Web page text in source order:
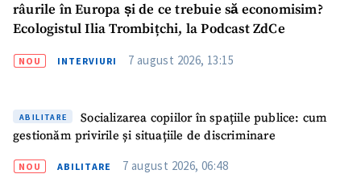
râurile în Europa și de ce trebuie să economisim?
Ecologistul Ilia Trombițchi, la Podcast ZdCe
NOU INTERVIURI 7 august 2026, 13:15
ABILITARE
Socializarea copiilor în spațiile publice: cum
gestionăm privirile și situațiile de discriminare
NOU ABILITARE 7 august 2026, 06:48
Titlu știre
+ Adaugă titlu
Fotografie
+ Încarcă imagine